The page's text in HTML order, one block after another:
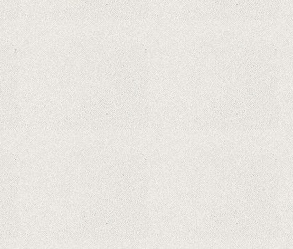
Microsoft lucrează la dezvoltarea
unui procesor proprietar pentru
dispozitivele Surface
Hoții de telefoane dezvăluie cum
fură și banii victimelor, folosind
doar cartela SIM
Samsung Galaxy S21 Ultra: cel mai
bun telefon Android de pe piață